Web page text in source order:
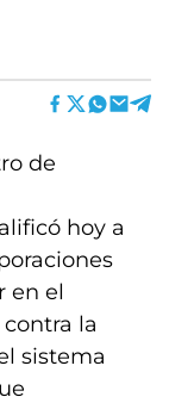
de
hoy a
en el
la
sistema